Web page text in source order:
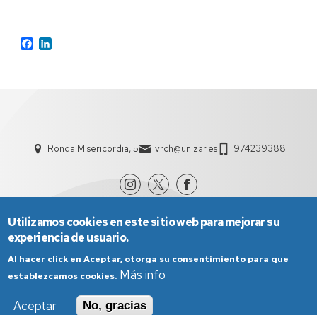
Facebook
Ronda Misericordia, 5 vrch@unizar.es 974239388
Política de Privacidad
Utilizamos cookies en este sitio web para mejorar su
experiencia de usuario.
Al hacer click en Aceptar, otorga su consentimiento para que
establezcamos cookies. Más info
Aceptar
No, gracias